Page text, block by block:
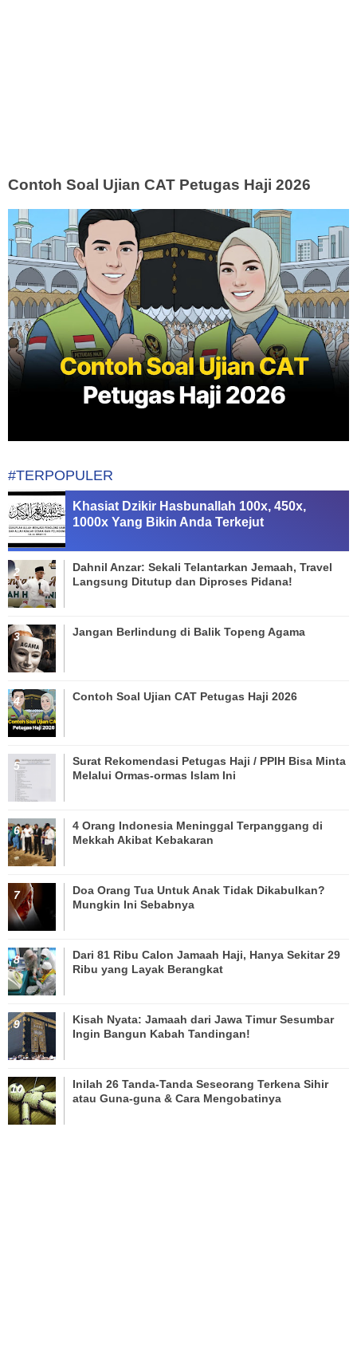
Contoh Soal Ujian CAT Petugas Haji 2026
#TERPOPULER
Khasiat Dzikir Hasbunallah 100x, 450x,
1000x Yang Bikin Anda Terkejut
Dahnil Anzar: Sekali Telantarkan Jemaah, Travel
Langsung Ditutup dan Diproses Pidana!
Jangan Berlindung di Balik Topeng Agama
Contoh Soal Ujian CAT Petugas Haji 2026
Surat Rekomendasi Petugas Haji / PPIH Bisa Minta
Melalui Ormas-ormas Islam Ini
4 Orang Indonesia Meninggal Terpanggang di
Mekkah Akibat Kebakaran
Doa Orang Tua Untuk Anak Tidak Dikabulkan?
Mungkin Ini Sebabnya
Dari 81 Ribu Calon Jamaah Haji, Hanya Sekitar 29
Ribu yang Layak Berangkat
Kisah Nyata: Jamaah dari Jawa Timur Sesumbar
Ingin Bangun Kabah Tandingan!
Inilah 26 Tanda-Tanda Seseorang Terkena Sihir
atau Guna-guna & Cara Mengobatinya